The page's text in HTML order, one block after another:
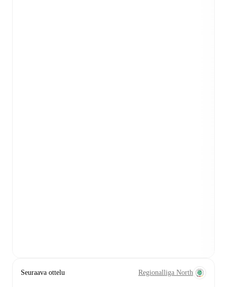
Seuraava ottelu Regionalliga North